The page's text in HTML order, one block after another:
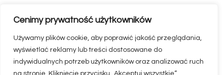
Cenimy prywatność użytkowników
Używamy plików cookie, aby poprawić jakość przeglądania,
wyświetlać reklamy lub treści dostosowane do
indywidualnych potrzeb użytkowników oraz analizować ruch
na stronie. Kliknięcie przycisku „Akceptuj wszystkie”